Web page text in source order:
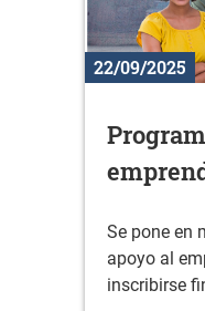
22/09/2025
Se pone en
apoyo al
inscribirse